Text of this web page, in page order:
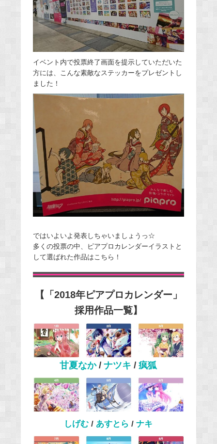
イベント内で投票終了画面を提示していただいた
方には、こんな素敵なステッカーをプレゼントし
ました！
ではいよいよ発表しちゃいましょうっ☆
多くの投票の中、ピアプロカレンダーイラストと
して選ばれた作品はこちら！
【「2018年ピアプロカレンダー」
採用作品一覧】
甘夏なか/ナツキ /疯狐
しげむ / あすとら /ナキ